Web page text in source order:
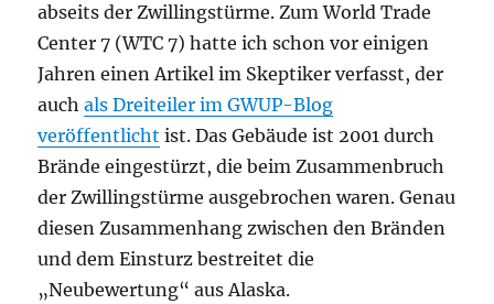
abseits der Zwillingstürme. Zum World Trade
Center 7 (WTC 7) hatte ich schon vor einigen
Jahren einen Artikel im Skeptiker verfasst, der
auchals Dreiteiler im GWUP-Blog
veröffentlicht ist. Das Gebäude ist 2001 durch
Brände eingestürzt, die beim Zusammenbruch
der Zwillingstürme ausgebrochen waren. Genau
diesen Zusammenhang zwischen den Bränden
und dem Einsturz bestreitet die
„Neubewertung“ aus Alaska.